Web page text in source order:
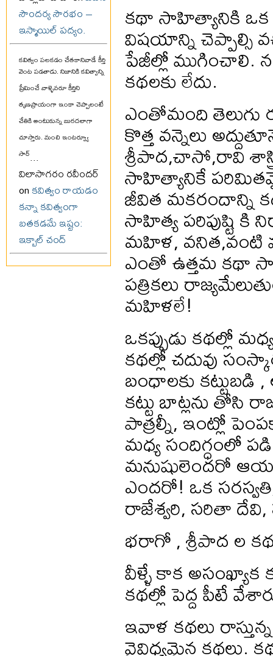
సౌందర్య సౌరభం –
ఇస్మాయిల్ పద్యం.
కవిత్వం పలకడం చేతకానివాడే కీర్తి
వెంట పడతాడు. నిజానికి కవిత్వాన్ని
ప్రేమించే వాళ్ళెవరూ కీర్తిని
తృణప్రాయంగా ఇంకా చెప్పాలంటే
చేతికి అంటుకున్న బురదలాగా
చూస్తారు. మంచి ఇంటర్వ్యూ
సార్...
విలాసాగరం రవీందర్
onకవిత్వం రాయడం
కన్నా కవిత్వంగా
బతకడమే ఇష్టం:
ఇక్బాల్ చంద్
కథా సాహిత్యానికి ఒక
విషయాన్ని చెప్పాల్సి
పేజీల్లో ముగించాలి.
కథలకు లేదు.
ఎంతోమంది
కొత్త వన్నెలు
శ్రీపాద,చాసో,రావి
సాహిత్యానికే
జీవిత మకరందాన్ని
సాహిత్య పరిపుష్టి కి
మహిళ, వనిత,వంటి
ఎంతో ఉత్తమ కథా
పత్రికలు
మహిళలే!
ఒకప్పుడు కథల్లో
కథల్లో చదువు
బంధాలకు
కట్టు బాట్లను
పాత్రల్నీ, ఇంట్లో
మధ్య సందిగ్ధంలో
మనుషులెందరో
ఎందరో! ఒక
రాజేశ్వరి, సరితా దేవి,
భరాగో , శ్రీపాద ల
వీళ్ళే కాక
కథల్లో పెద్ద పీటే
ఇవాళ కథలు
వైవిధ్యమైన కథలు.